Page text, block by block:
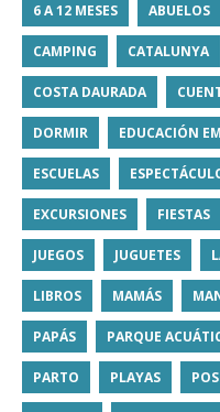
6 A 12 MESES ABUELOS
CAMPING CATALUNYA
COSTA DAURADA
DORMIR EDUCACIÓN
ESCUELAS
EXCURSIONES FIESTAS
JUEGOS JUGUETES
LIBROS MAMÁS
PAPÁS PARQUE
PARTO PLAYAS